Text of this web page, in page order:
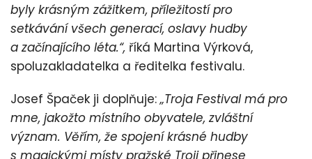
byly krásným zážitkem, příležitostí pro
setkávání všech generací, oslavy hudby
a začínajícího léta.“, říká Martina Výrková,
spoluzakladatelka a ředitelka festivalu.
Josef Špaček ji doplňuje:„Troja Festival má pro
mne, jakožto místního obyvatele, zvláštní
význam. Věřím, že spojení krásné hudby
s magickými místy pražské Troji přinese